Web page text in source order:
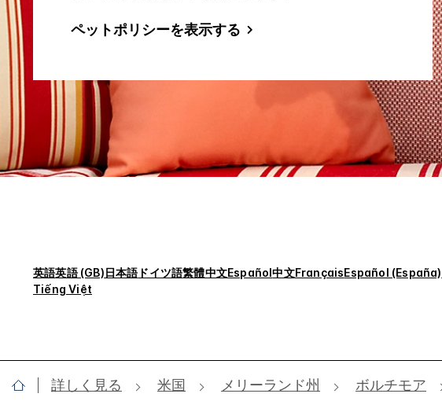
ペットポリシーを表示する
英語英語 (GB)日本語 ドイツ語繁體中文Español中文FrançaisEspañol (España)
Tiếng Việt
詳しく見る 米国 メリーランド州 ボルチモア